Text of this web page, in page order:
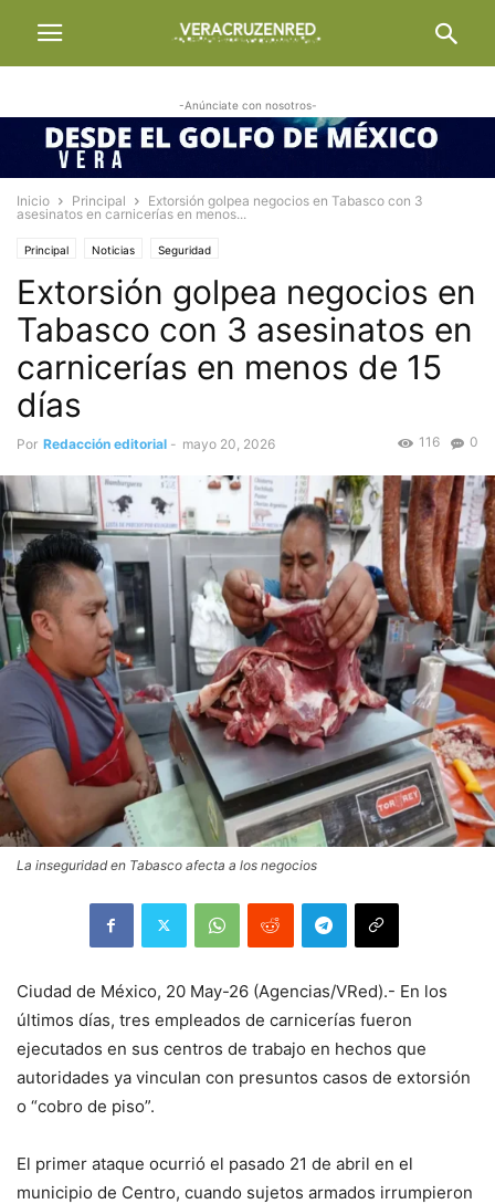
-Anúnciate con nosotros-
Inicio Principal
Extorsión golpea negocios en Tabasco con 3
asesinatos en carnicerías en menos...
Principal Noticias Seguridad
Extorsión golpea negocios en
Tabasco con 3 asesinatos en
carnicerías en menos de 15
días
Por Redacción editorial - mayo 20, 2026 0
116
La inseguridad en Tabasco afecta a los negocios
Ciudad de México, 20 May-26 (Agencias/VRed).- En los
últimos días, tres empleados de carnicerías fueron
ejecutados en sus centros de trabajo en hechos que
autoridades ya vinculan con presuntos casos de extorsión
o “cobro de piso”.
El primer ataque ocurrió el pasado 21 de abril en el
municipio de Centro, cuando sujetos armados irrumpieron